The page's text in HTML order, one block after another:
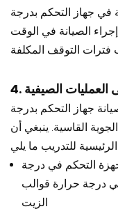
في جهاز التحكم بدرجة
الصيانة في الوقت
الصيفية
جهاز التحكم بدرجة
القاسية. ينبغي أن
التحكم في درجة
درجة حرارة قوالب
الزيت